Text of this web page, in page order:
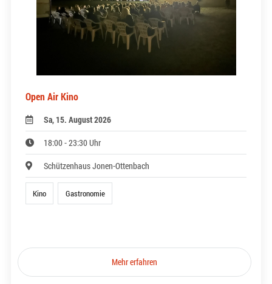
Open Air Kino
Sa, 15. August 2026
18:00 - 23:30 Uhr
Schützenhaus Jonen-Ottenbach
Kino Gastronomie
Mehr erfahren